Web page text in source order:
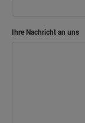
Ihre Nachricht an uns